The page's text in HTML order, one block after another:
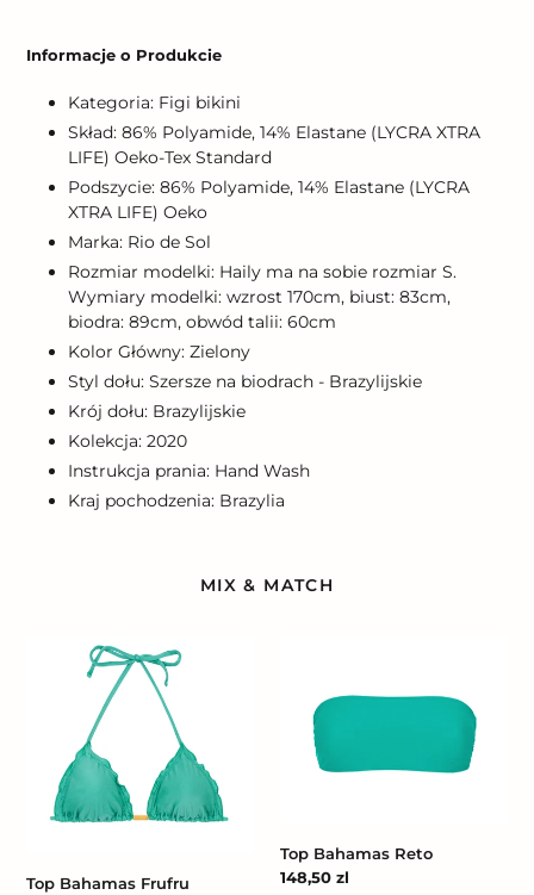
do
Informacje o Produkcie
Kategoria: Figi bikini
Skład: 86% Polyamide, 14% Elastane (LYCRA XTRA
LIFE) Oeko-Tex Standard
Podszycie: 86% Polyamide, 14% Elastane (LYCRA
XTRA LIFE) Oeko
Marka: Rio de Sol
Rozmiar modelki: Haily ma na sobie rozmiar S.
Wymiary modelki: wzrost 170cm, biust: 83cm,
biodra: 89cm, obwód talii: 60cm
Kolor Główny: Zielony
Styl dołu: Szersze na biodrach - Brazylijskie
Krój dołu: Brazylijskie
Kolekcja: 2020
Instrukcja prania: Hand Wash
Kraj pochodzenia: Brazylia
MIX & MATCH
Bahamas
Top Bahamas Frufru
Top Bahamas Reto
Cena
148,50 zl